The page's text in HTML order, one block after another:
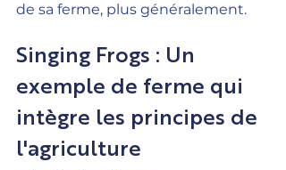
de sa ferme, plus généralement.
Singing Frogs : Un
exemple de ferme qui
intègre les principes de
l'agriculture